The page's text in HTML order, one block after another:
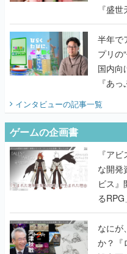
『盛
うこだ
半年でア
プリの
国内向
『あ
インタビューの記事一覧
ゲームの企画書
『ア
な開発
ビス』
る
書】
なにが
か？『